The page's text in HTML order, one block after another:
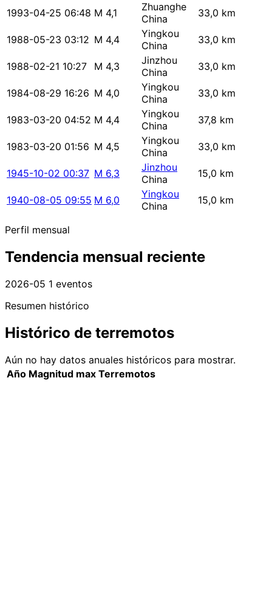
1993-04-25 06:48 M 4,1
Zhuanghe
China
33,0 km
1988-05-23 03:12 M 4,4
Yingkou
China
33,0 km
1988-02-21 10:27 M 4,3
Jinzhou
China
33,0 km
1984-08-29 16:26 M 4,0
Yingkou
China
33,0 km
1983-03-20 04:52 M 4,4
Yingkou
China
37,8 km
1983-03-20 01:56 M 4,5
Yingkou
China
33,0 km
1945-10-02 00:37 M 6,3
Jinzhou
China
15,0 km
1940-08-05 09:55 M 6,0
Yingkou
China
15,0 km
Perfil mensual
Tendencia mensual reciente
2026-05 1 eventos
Resumen histórico
Histórico de terremotos
Aún no hay datos anuales históricos para mostrar.
Año Magnitud max Terremotos